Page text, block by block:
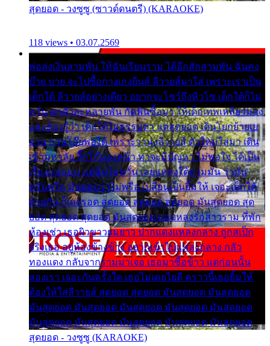
สุดยอด - วงซูซู (ซาวด์ดนตรี) (KARAOKE)
118 views • 03.07.2569
พ่อส่งเงินสามพัน ให้ฉันเรียนราม ได้อีกสักสามพัน ฉันคง
บ๊าย บาย จะไปซื้อกางเกงยีนส์ ลีวายส์มาใส่ เพราะเราเป็น
เด็กใต้ ลีวายส์อย่างเดียว อยากจะโชว์ถึงหิวโซ เด็กใต้ก็ไม่
หวั่น ตกตัวละหลายพัน กัดฟันซื้อมา ให้เด็กเทพเหลียวมอง
และต้องรู้ว่า เด็กใต้ไม่ธรรมดา แต่สุดยอด เดินโยกย้ายเย
ยวน กวนโอ๊ยพอได้ เพราะว่านุ่งลีวายส์ ตัวใหม่ใส่มา เดิน
เข้ามหาลัย จิ๊กโก๊มองหน้า ท่าจะมีปัญหา ไม่พอใจ ได้เป็น
เรื่องแน่นอน แต่ฉันไม่หวั่น เลยแหลงใต้ถามมัน ว่ามัน
พรั่นพรือ มันตอบว่าไม่พรื่อ เปลี่ยนเป็นยิ้มให้ เจอะเด็กใต้
ด้วยกัน ก็เลยรอด สุดยอด สุดยอด สุดยอด มันสุดยอด สุด
ยอด สุดยอด สุดยอด มันสุดยอด แอบหลงรักสาวราม ที่พัก
ห้องเช่า เธอผิวขาวผมยาว ปากแดงแหลงกลาง ถูกสเป็ก
จริงเธอ อยู่ห้องข้างข้าง อยากเข้าไปแหลงกลาง กลัว
ทองแดง กลับจากรามมาเจอ เธอมาซื้อข้าว แต่ก่อนนั้น
สองเรา เจอะกันครั้งใด เธอไม่เคยไยดี คราวนี้เธอยิ้มให้
ต้องให้ใส่ลีวายส์ สุดยอด สุดยอด มันสุดยอด มันสุดยอด
มันสุดยอด มันสุดยอด มันสุดยอด มันสุดยอด มันสุดยอด
มันสุดยอด มันสุดยอด มันสุดยอด มันสุดยอด มันสุดยอด
สุดยอด - วงซูซู (KARAOKE)